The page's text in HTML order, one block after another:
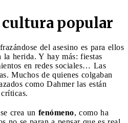
cultura popular
del asesino es para ellos
herida. Y hay más: fiestas
en redes sociales… Las
Muchos de quienes colgaban
como Dahmer las están
crea un fenómeno, como ha